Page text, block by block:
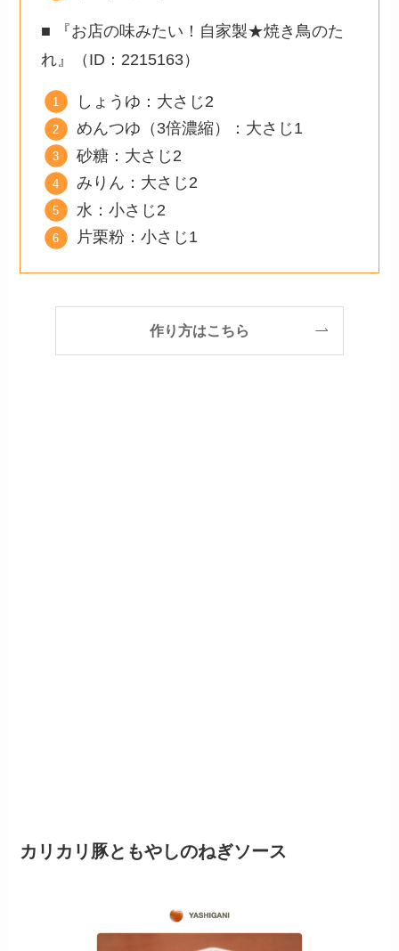
■ 『お店の味みたい！自家製★焼き鳥のた
れ』（ID：2215163）
しょうゆ：大さじ2
めんつゆ（3倍濃縮）：大さじ1
砂糖：大さじ2
みりん：大さじ2
水：小さじ2
片栗粉：小さじ1
作り方はこちら
カリカリ豚ともやしのねぎソース